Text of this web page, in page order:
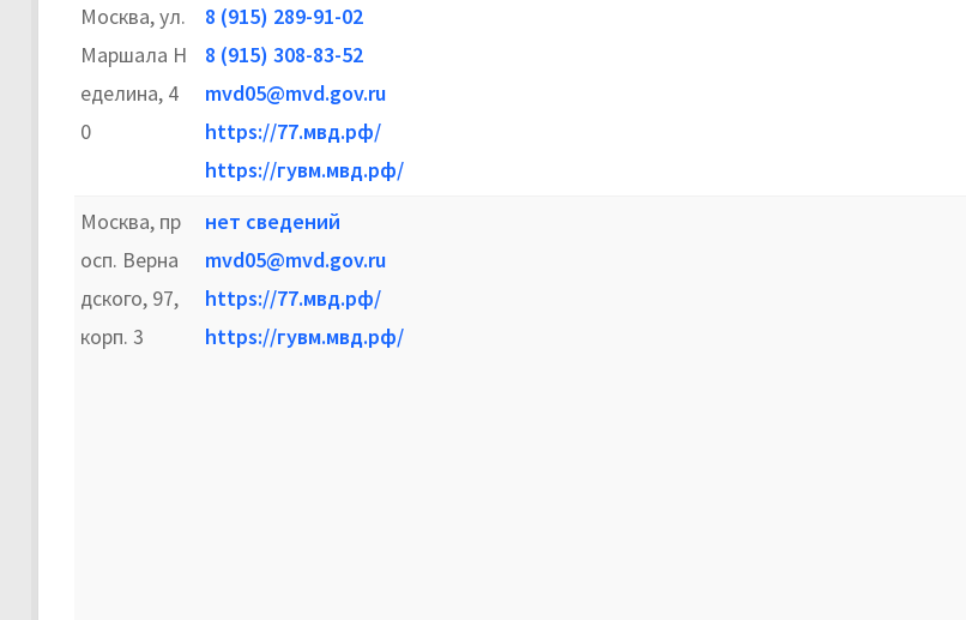
Москва, ул.
Маршала Н
еделина, 4
0
8 (915) 289-91-02
8 (915) 308-83-52
mvd05@mvd.gov.ru
https://77.мвд.рф/
https://гувм.мвд.рф/
Москва, пр
осп. Верна
дского, 97,
корп. 3
нет сведений
mvd05@mvd.gov.ru
https://77.мвд.рф/
https://гувм.мвд.рф/